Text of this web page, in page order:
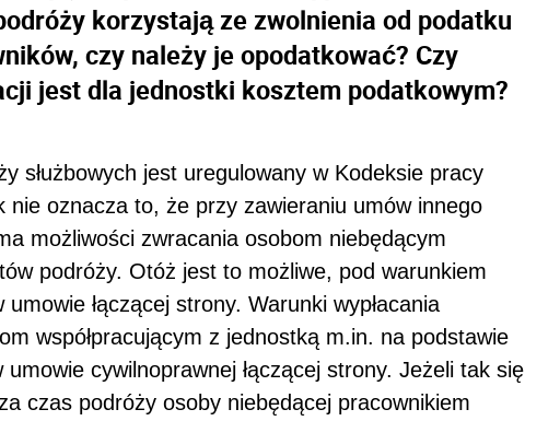
korzystają ze zwolnienia od podatku
czy należy je opodatkować? Czy
jest dla jednostki kosztem podatkowym?
służbowych jest uregulowany w Kodeksie pracy
oznacza to, że przy zawieraniu umów innego
możliwości zwracania osobom niebędącym
podróży. Otóż jest to możliwe, pod warunkiem
łączącej strony. Warunki wypłacania
współpracującym z jednostką m.in. na podstawie
cywilnoprawnej łączącej strony. Jeżeli tak się
czas podróży osoby niebędącej pracownikiem